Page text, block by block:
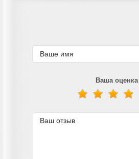
Ваша оценка